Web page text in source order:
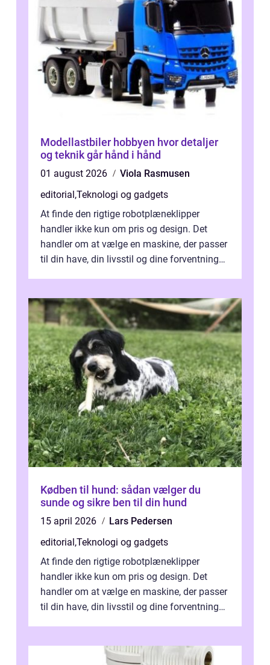
Modellastbiler hobbyen hvor detaljer
og teknik går hånd i hånd
01 august 2026
Viola Rasmusen
editorial,Teknologi og gadgets
At finde den rigtige robotplæneklipper
handler ikke kun om pris og design. Det
handler om at vælge en maskine, der passer
til din have, din livsstil og dine forventninger.
Kødben til hund: sådan vælger du
sunde og sikre ben til din hund
15 april 2026
Lars Pedersen
editorial,Teknologi og gadgets
At finde den rigtige robotplæneklipper
handler ikke kun om pris og design. Det
handler om at vælge en maskine, der passer
til din have, din livsstil og dine forventninger.